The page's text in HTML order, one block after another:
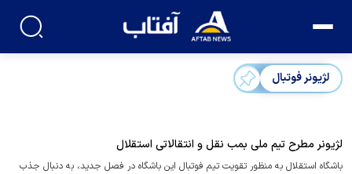
لژیونر فوتبال
لژیونر مطرح تیم ملی بمب نقل و انتقالاتی استقلال
باشگاه استقلال به منظور تقویت تیم فوتبال این باشگاه در فصل جدید، به دنبال جذب